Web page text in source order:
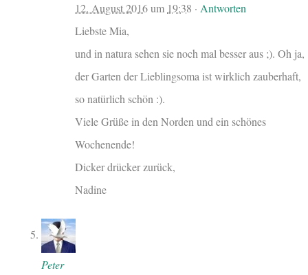
12. August 2016um 19:38 ·Antworten
Liebste Mia,
und in natura sehen sie noch mal besser aus ;). Oh ja,
der Garten der Lieblingsoma ist wirklich zauberhaft,
so natürlich schön :).
Viele Grüße in den Norden und ein schönes
Wochenende!
Dicker drücker zurück,
Nadine
Peter